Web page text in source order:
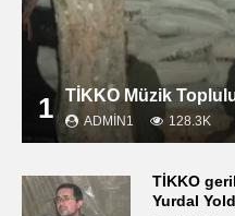
1 TİKKO Müzik
ADMIN1 128.3K
TİKKO
Yurdal